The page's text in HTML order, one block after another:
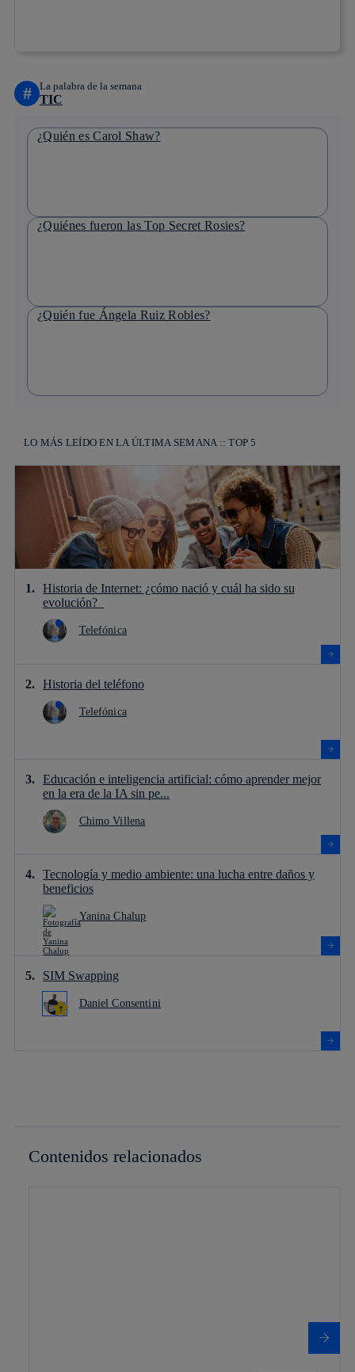
# La palabra de la semana
TIC
¿Quién es Carol Shaw?
¿Quiénes fueron las Top Secret Rosies?
¿Quién fue Ángela Ruiz Robles?
LO MÁS LEÍDO EN LA ÚLTIMA SEMANA :: TOP 5
Historia de Internet: ¿cómo nació y cuál ha sido su
evolución?
Telefónica
Historia del teléfono
Telefónica
Educación e inteligencia artificial: cómo aprender mejor
en la era de la IA sin pe...
Chimo Villena
Tecnología y medio ambiente: una lucha entre daños y
beneficios
Yanina Chalup
SIM Swapping
Daniel Consentini
Contenidos relacionados